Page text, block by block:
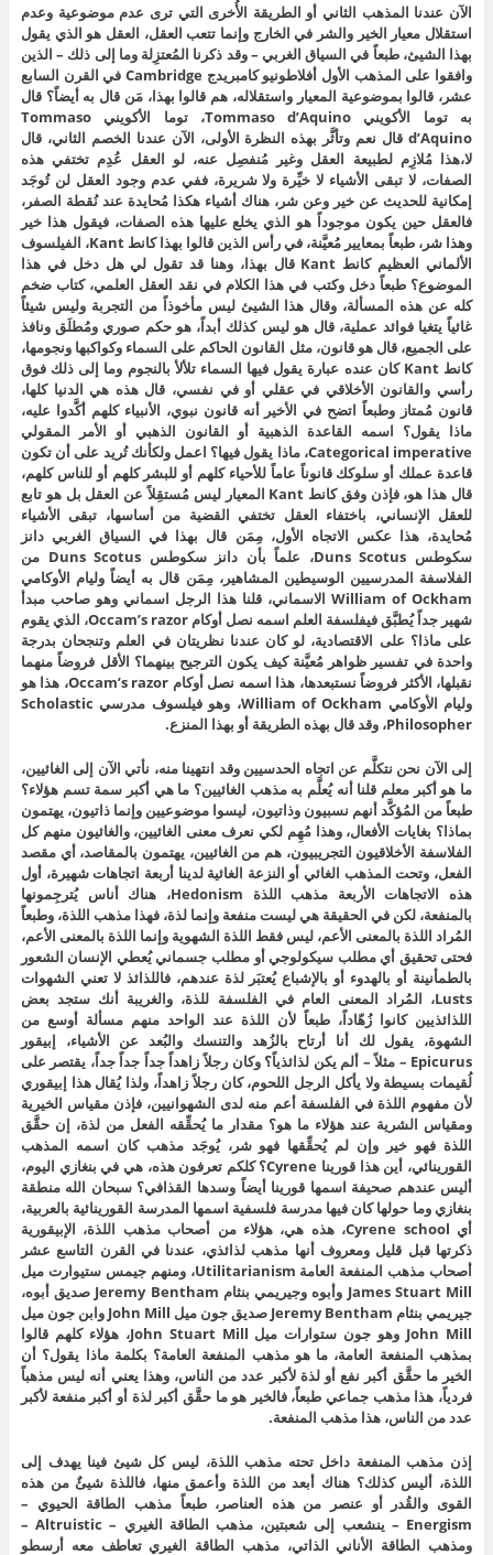
الآن عندنا المذهب الثاني أو الطريقة الأُخرى التي ترى عدم موضوعية وعدم
استقلال معيار الخير والشر في الخارج وإنما تتعب العقل، العقل هو الذي يقول
بهذا الشيئ، طبعاً في السياق الغربي – وقد ذكرنا المُعتزِلة وما إلى ذلك – الذين
وافقوا على المذهب الأول أفلاطونيو كامبريدج Cambridge في القرن السابع
عشر، قالوا بموضوعية المعيار واستقلاله، هم قالوا بهذا، مَن قال به أيضاً؟ قال
به توما الأكويني Tommaso d’Aquino، توما الأكويني Tommaso
d’Aquino قال نعم وتأثَّر بهذه النظرة الأولى، الآن عندنا الخصم الثاني، قال
لا،هذا مُلازِم لطبيعة العقل وغير مُنفصِل عنه، لو العقل عُدِم تختفي هذه
الصفات، لا تبقى الأشياء لا خيِّرة ولا شريرة، ففي عدم وجود العقل لن تُوجَد
إمكانية للحديث عن خير وعن شر، هناك أشياء هكذا مُحايدة عند نُقطة الصفر،
فالعقل حين يكون موجوداً هو الذي يخلع عليها هذه الصفات، فيقول هذا خير
وهذا شر، طبعاً بمعايير مُعيَّنة، في رأس الذين قالوا بهذا كانط Kant، الفيلسوف
الألماني العظيم كانط Kant قال بهذا، وهنا قد تقول لي هل دخل في هذا
الموضوع؟ طبعاً دخل وكتب في هذا الكلام في نقد العقل العلمي، كتاب ضخم
كله عن هذه المسألة، وقال هذا الشيئ ليس مأخوذاً من التجربة وليس شيئاً
غائياً يتغيا فوائد عملية، قال هو ليس كذلك أبداً، هو حكم صوري ومُطلَق ونافذ
على الجميع، قال هو قانون، مثل القانون الحاكم على السماء وكواكبها ونجومها،
كانط Kant كان عنده عبارة يقول فيها السماء تلألأ بالنجوم وما إلى ذلك فوق
رأسي والقانون الأخلاقي في عقلي أو في نفسي، قال هذه هي الدنيا كلها،
قانون مُمتاز وطبعاً اتضح في الأخير أنه قانون نبوي، الأنبياء كلهم أكَّدوا عليه،
ماذا يقول؟ اسمه القاعدة الذهبية أو القانون الذهبي أو الأمر المقولي
Categorical imperative، ماذا يقول فيها؟ اعمل ولكأنك تُريد على أن تكون
قاعدة عملك أو سلوكك قانوناً عاماً للأحياء كلهم أو للبشر كلهم أو للناس كلهم،
قال هذا هو، فإذن وفق كانط Kant المعيار ليس مُستقِلاً عن العقل بل هو تابع
للعقل الإنساني، باختفاء العقل تختفي القضية من أساسها، تبقى الأشياء
مُحايدة، هذا عكس الاتجاه الأول، مِمَن قال بهذا في السياق الغربي دانز
سكوطس Duns Scotus، علماً بأن دانز سكوطس Duns Scotus من
الفلاسفة المدرسيين الوسيطين المشاهير، مِمَن قال به أيضاً وليام الأوكامي
William of Ockham الاسماني، قلنا هذا الرجل اسماني وهو صاحب مبدأ
شهير جداً يُطبَّق فيفلسفة العلم اسمه نصل أوكام Occam’s razor، الذي يقوم
على ماذا؟ على الاقتصادية، لو كان عندنا نظريتان في العلم وتنجحان بدرجة
واحدة في تفسير ظواهر مُعيَّنة كيف يكون الترجيح بينهما؟ الأقل فروضاً منهما
نقبلها، الأكثر فروضاً نستبعدها، هذا اسمه نصل أوكام Occam’s razor، هذا هو
وليام الأوكامي William of Ockham، وهو فيلسوف مدرسي Scholastic
Philosopher، وقد قال بهذه الطريقة أو بهذا المنزع.
إلى الآن نحن نتكلَّم عن اتجاه الحدسيين وقد انتهينا منه، نأتي الآن إلى الغائيين،
ما هو أكبر معلم قلنا أنه يُعلَّم به مذهب الغائيين؟ ما هي أكبر سمة تسم هؤلاء؟
طبعاً من المُؤكَّد أنهم نسبيون وذاتيون، ليسوا موضوعيين وإنما ذاتيون، يهتمون
بماذا؟ بغايات الأفعال، وهذا مُهِم لكي نعرف معنى الغائيين، والغائيون منهم كل
الفلاسفة الأخلاقيون التجريبيون، هم من الغائيين، يهتمون بالمقاصد، أي مقصد
الفعل، وتحت المذهب الغائي أو النزعة الغائية لدينا أربعة اتجاهات شهيرة، أول
هذه الاتجاهات الأربعة مذهب اللذة Hedonism، هناك أناس يُترجِمونها
بالمنفعة، لكن في الحقيقة هي ليست منفعة وإنما لذة، فهذا مذهب اللذة، وطبعاً
المُراد اللذة بالمعنى الأعم، ليس فقط اللذة الشهوية وإنما اللذة بالمعنى الأعم،
فحتى تحقيق أي مطلب سيكولوجي أو مطلب جسماني يُعطي الإنسان الشعور
بالطمأنينة أو بالهدوء أو بالإشباع يُعتبَر لذة عندهم، فاللذائذ لا تعني الشهوات
Lusts، المُراد المعنى العام في الفلسفة للذة، والغريبة أنك ستجد بعض
اللذائذيين كانوا زُهّاداً، طبعاً لأن اللذة عند الواحد منهم مسألة أوسع من
الشهوة، يقول لك أنا أرتاح بالزُهد والتنسك والبُعد عن الأشياء، إبيقور
Epicurus – مثلاً – ألم يكن لذائذياً؟ وكان رجلاً زاهداً جداً جداً جداً، يقتصر على
لُقيمات بسيطة ولا يأكل الرجل اللحوم، كان رجلاً زاهداً، ولذا يُقال هذا إبيقوري
لأن مفهوم اللذة في الفلسفة أعم منه لدى الشهوانيين، فإذن مقياس الخيرية
ومقياس الشرية عند هؤلاء ما هو؟ مقدار ما يُحقِّقه الفعل من لذة، إن حقَّق
اللذة فهو خير وإن لم يُحقِّقها فهو شر، يُوجَد مذهب كان اسمه المذهب
القورينائي، أين هذا قورينا Cyrene؟ كلكم تعرفون هذه، هي في بنغازي اليوم،
أليس عندهم صحيفة اسمها قورينا أيضاً وسدها القذافي؟ سبحان الله منطقة
بنغازي وما حولها كان فيها مدرسة فلسفية اسمها المدرسة القورينائية بالعربية،
أي Cyrene school، هذه هي، هؤلاء من أصحاب مذهب اللذة، الإبيقورية
ذكرتها قبل قليل ومعروف أنها مذهب لذائذي، عندنا في القرن التاسع عشر
أصحاب مذهب المنفعة العامة Utilitarianism، ومنهم جيمس ستيوارت ميل
James Stuart Mill وأبوه وجيريمي بنثام Jeremy Bentham صديق أبوه،
جيريمي بنثام Jeremy Bentham صديق جون ميل John Mill وابن جون ميل
John Mill وهو جون ستوارات ميل John Stuart Mill، هؤلاء كلهم قالوا
بمذهب المنفعة العامة، ما هو مذهب المنفعة العامة؟ بكلمة ماذا يقول؟ أن
الخير ما حقَّق أكبر نفع أو لذة لأكبر عدد من الناس، وهذا يعني أنه ليس مذهباً
فردياً، هذا مذهب جماعي طبعاً، فالخير هو ما حقَّق أكبر لذة أو أكبر منفعة لأكبر
عدد من الناس، هذا مذهب المنفعة.
إذن مذهب المنفعة داخل تحته مذهب اللذة، ليس كل شيئ فينا يهدف إلى
اللذة، أليس كذلك؟ هناك أبعد من اللذة وأعمق منها، فاللذة شيئٌ من هذه
القوى والقُدر أو عنصر من هذه العناصر، طبعاً مذهب الطاقة الحيوي –
Energism – ينشعب إلى شعبتين، مذهب الطاقة الغيري – Altruistic –
ومذهب الطاقة الأناني الذاتي، مذهب الطاقة الغيري تعاطف معه أرسطو